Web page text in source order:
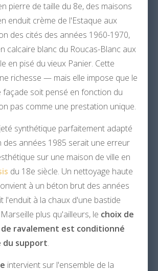
pierre de taille du 8e, des maisons
enduit crème de l'Estaque aux
des cités des années 1960-1970,
calcaire blanc du Roucas-Blanc aux
en pisé du vieux Panier. Cette
richesse — mais elle impose que le
façade soit pensé en fonction du
pas comme une prestation unique.
synthétique parfaitement adapté
des années 1985 serait une erreur
sur une maison de ville en
du 18e siècle. Un nettoyage haute
à un béton brut des années
l'enduit à la chaux d'une bastide
plus qu'ailleurs, le choix de
ravalement est conditionné
du support.
intervient sur l'ensemble de la